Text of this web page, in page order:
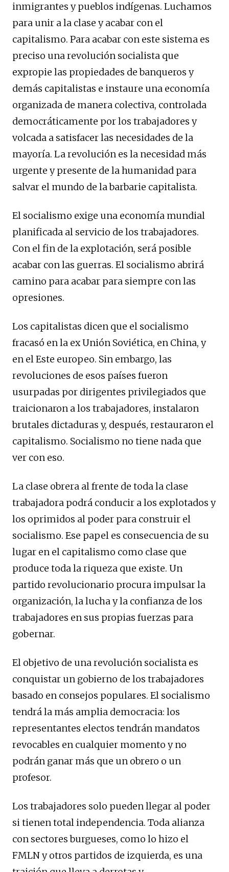
inmigrantes y pueblos indígenas. Luchamos
para unir a la clase y acabar con el
capitalismo. Para acabar con este sistema es
preciso una revolución socialista que
expropie las propiedades de banqueros y
demás capitalistas e instaure una economía
organizada de manera colectiva, controlada
democráticamente por los trabajadores y
volcada a satisfacer las necesidades de la
mayoría. La revolución es la necesidad más
urgente y presente de la humanidad para
salvar el mundo de la barbarie capitalista.
El socialismo exige una economía mundial
planificada al servicio de los trabajadores.
Con el fin de la explotación, será posible
acabar con las guerras. El socialismo abrirá
camino para acabar para siempre con las
opresiones.
Los capitalistas dicen que el socialismo
fracasó en la ex Unión Soviética, en China, y
en el Este europeo. Sin embargo, las
revoluciones de esos países fueron
usurpadas por dirigentes privilegiados que
traicionaron a los trabajadores, instalaron
brutales dictaduras y, después, restauraron el
capitalismo. Socialismo no tiene nada que
ver con eso.
La clase obrera al frente de toda la clase
trabajadora podrá conducir a los explotados y
los oprimidos al poder para construir el
socialismo. Ese papel es consecuencia de su
lugar en el capitalismo como clase que
produce toda la riqueza que existe. Un
partido revolucionario procura impulsar la
organización, la lucha y la confianza de los
trabajadores en sus propias fuerzas para
gobernar.
El objetivo de una revolución socialista es
conquistar un gobierno de los trabajadores
basado en consejos populares. El socialismo
tendrá la más amplia democracia: los
representantes electos tendrán mandatos
revocables en cualquier momento y no
podrán ganar más que un obrero o un
profesor.
Los trabajadores solo pueden llegar al poder
si tienen total independencia. Toda alianza
con sectores burgueses, como lo hizo el
FMLN y otros partidos de izquierda, es una